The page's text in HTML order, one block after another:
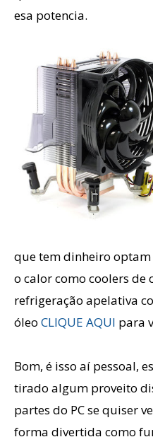
esa potencia.
que tem dinheiro
o calor como coolers de
refrigeração apelativa
óleo CLIQUE AQUI para
Bom, é isso aí pessoal,
tirado algum proveito
partes do PC se quiser
forma divertida como